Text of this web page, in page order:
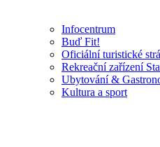
Infocentrum
Buď Fit!
Oficiální turistické
Rekreační zařízení
Ubytování &
Kultura a sport